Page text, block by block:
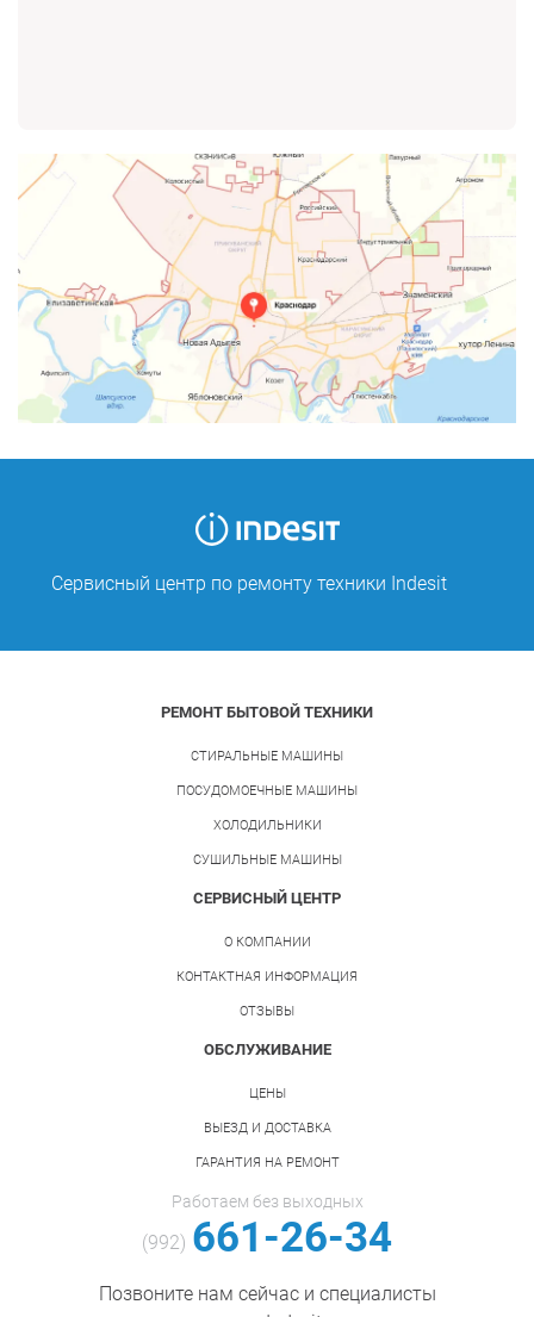
Сервисный центр по ремонту техники Indesit
РЕМОНТ БЫТОВОЙ ТЕХНИКИ
СТИРАЛЬНЫЕ МАШИНЫ
ПОСУДОМОЕЧНЫЕ МАШИНЫ
ХОЛОДИЛЬНИКИ
СУШИЛЬНЫЕ МАШИНЫ
СЕРВИСНЫЙ ЦЕНТР
О КОМПАНИИ
КОНТАКТНАЯ ИНФОРМАЦИЯ
ОТЗЫВЫ
ОБСЛУЖИВАНИЕ
ЦЕНЫ
ВЫЕЗД И ДОСТАВКА
ГАРАНТИЯ НА РЕМОНТ
Работаем без выходных
(992)661-26-34
Позвоните нам сейчас и специалисты